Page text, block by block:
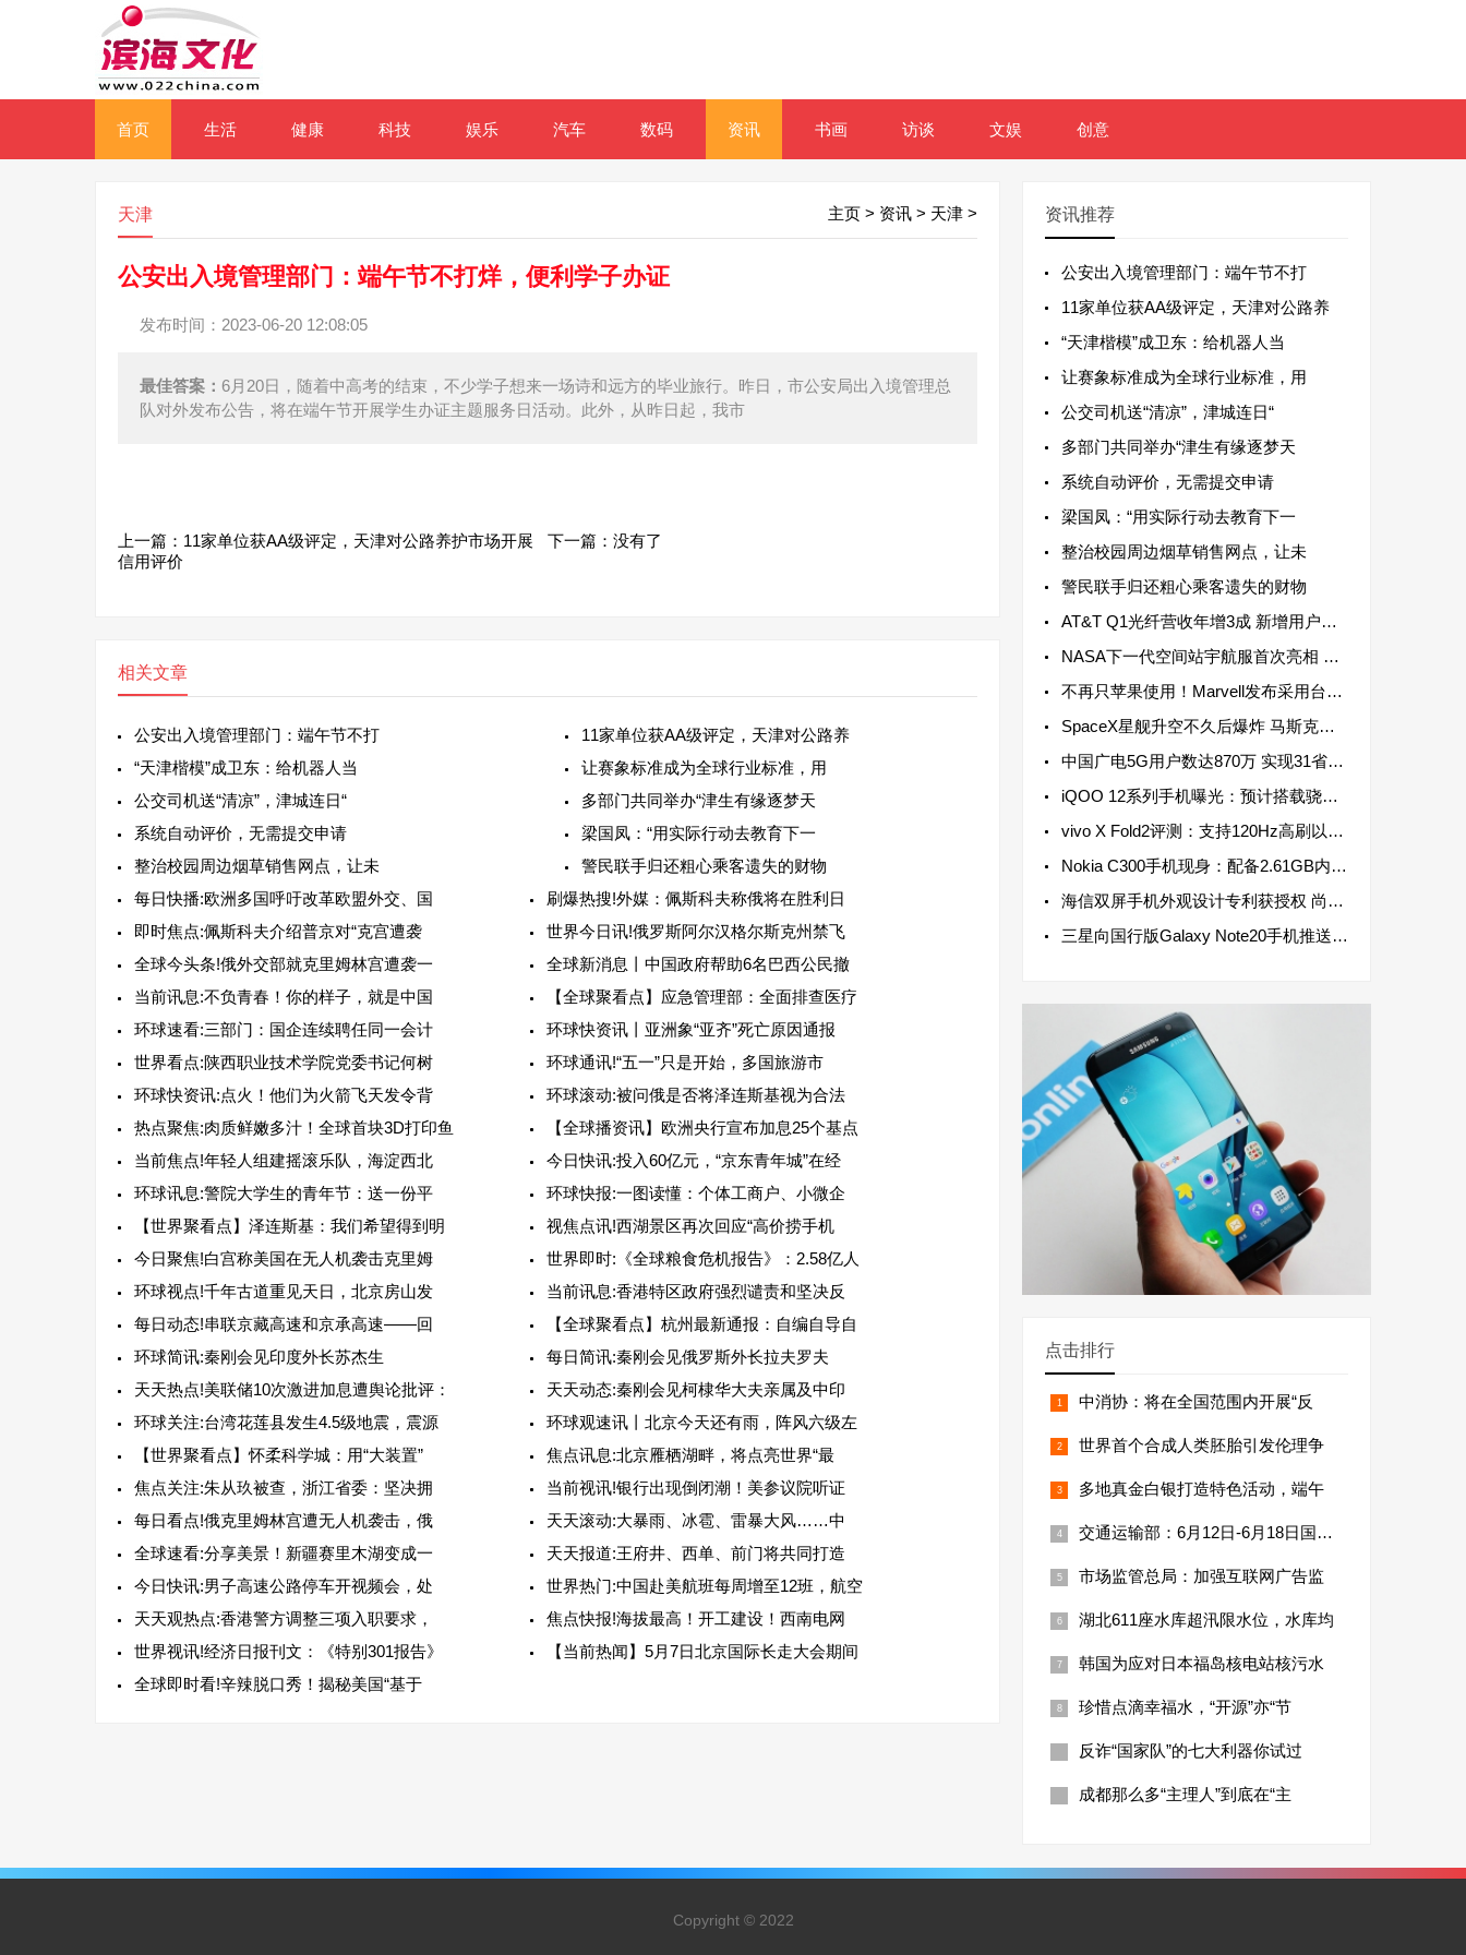
首页 生活 健康 科技 娱乐 汽车 数码 资讯 书画 访谈 文娱 创意
主页 > 资讯 > 天津 >
天津
公安出入境管理部门：端午节不打烊，便利学子办证
发布时间：2023-06-20 12:08:05
最佳答案： 6月20日，随着中高考的结束，不少学子想来一场诗和远方的毕业旅行。昨日，市公安局出入境管理总
队对外发布公告，将在端午节开展学生办证主题服务日活动。此外，从昨日起，我市
上一篇： 11家单位获AA级评定，天津对公路养护市场开展
信用评价
下一篇：没有了
相关文章
公安出入境管理部门：端午节不打
11家单位获AA级评定，天津对公路养
“天津楷模”成卫东：给机器人当
让赛象标准成为全球行业标准，用
公交司机送“清凉”，津城连日“
多部门共同举办“津生有缘逐梦天
系统自动评价，无需提交申请
梁国凤：“用实际行动去教育下一
整治校园周边烟草销售网点，让未
警民联手归还粗心乘客遗失的财物
每日快播:欧洲多国呼吁改革欧盟外交、国
刷爆热搜!外媒：佩斯科夫称俄将在胜利日
即时焦点:佩斯科夫介绍普京对“克宫遭袭
世界今日讯!俄罗斯阿尔汉格尔斯克州禁飞
全球今头条!俄外交部就克里姆林宫遭袭一
全球新消息丨中国政府帮助6名巴西公民撤
当前讯息:不负青春！你的样子，就是中国
【全球聚看点】应急管理部：全面排查医疗
环球速看:三部门：国企连续聘任同一会计
环球快资讯丨亚洲象“亚齐”死亡原因通报
世界看点:陕西职业技术学院党委书记何树
环球通讯!“五一”只是开始，多国旅游市
环球快资讯:点火！他们为火箭飞天发令背
环球滚动:被问俄是否将泽连斯基视为合法
热点聚焦:肉质鲜嫩多汁！全球首块3D打印鱼
【全球播资讯】欧洲央行宣布加息25个基点
当前焦点!年轻人组建摇滚乐队，海淀西北
今日快讯:投入60亿元，“京东青年城”在经
环球讯息:警院大学生的青年节：送一份平
环球快报:一图读懂：个体工商户、小微企
【世界聚看点】泽连斯基：我们希望得到明
视焦点讯!西湖景区再次回应“高价捞手机
今日聚焦!白宫称美国在无人机袭击克里姆
世界即时:《全球粮食危机报告》：2.58亿人
环球视点!千年古道重见天日，北京房山发
当前讯息:香港特区政府强烈谴责和坚决反
每日动态!串联京藏高速和京承高速——回
【全球聚看点】杭州最新通报：自编自导自
环球简讯:秦刚会见印度外长苏杰生
每日简讯:秦刚会见俄罗斯外长拉夫罗夫
天天热点!美联储10次激进加息遭舆论批评：
天天动态:秦刚会见柯棣华大夫亲属及中印
环球关注:台湾花莲县发生4.5级地震，震源
环球观速讯丨北京今天还有雨，阵风六级左
【世界聚看点】怀柔科学城：用“大装置”
焦点讯息:北京雁栖湖畔，将点亮世界“最
焦点关注:朱从玖被查，浙江省委：坚决拥
当前视讯!银行出现倒闭潮！美参议院听证
每日看点!俄克里姆林宫遭无人机袭击，俄
天天滚动:大暴雨、冰雹、雷暴大风……中
全球速看:分享美景！新疆赛里木湖变成一
天天报道:王府井、西单、前门将共同打造
今日快讯:男子高速公路停车开视频会，处
世界热门:中国赴美航班每周增至12班，航空
天天观热点:香港警方调整三项入职要求，
焦点快报!海拔最高！开工建设！西南电网
世界视讯!经济日报刊文：《特别301报告》
【当前热闻】5月7日北京国际长走大会期间
全球即时看!辛辣脱口秀！揭秘美国“基于
资讯推荐
公安出入境管理部门：端午节不打
11家单位获AA级评定，天津对公路养
“天津楷模”成卫东：给机器人当
让赛象标准成为全球行业标准，用
公交司机送“清凉”，津城连日“
多部门共同举办“津生有缘逐梦天
系统自动评价，无需提交申请
梁国凤：“用实际行动去教育下一
整治校园周边烟草销售网点，让未
警民联手归还粗心乘客遗失的财物
AT&T Q1光纤营收年增3成 新增用户连续13个季度超过20万
NASA下一代空间站宇航服首次亮相 配备高机动性躯干部分以实现最大运动范围
不再只苹果使用！Marvell发布采用台积电3纳米制程资料中心芯片
SpaceX星舰升空不久后爆炸 马斯克：数月后再进行一次飞行测试
中国广电5G用户数达870万 实现31省5G网络服务全覆盖
iQOO 12系列手机曝光：预计搭载骁龙8 Gen 3芯片 于2023年底发布
vivo X Fold2评测：支持120Hz高刷以及LTPO动态高刷，兼顾流畅和省电
Nokia C300手机现身：配备2.61GB内存 单核成绩为306分
海信双屏手机外观设计专利获授权 尚不清楚是否会实装于海信手机之上
三星向国行版Galaxy Note20手机推送新系统更新，支持强制不切换镜头
点击排行
中消协：将在全国范围内开展“反
世界首个合成人类胚胎引发伦理争
多地真金白银打造特色活动，端午
交通运输部：6月12日-6月18日国家铁
市场监管总局：加强互联网广告监
湖北611座水库超汛限水位，水库均
韩国为应对日本福岛核电站核污水
珍惜点滴幸福水，“开源”亦“节
反诈“国家队”的七大利器你试过
成都那么多“主理人”到底在“主
Copyright © 2022